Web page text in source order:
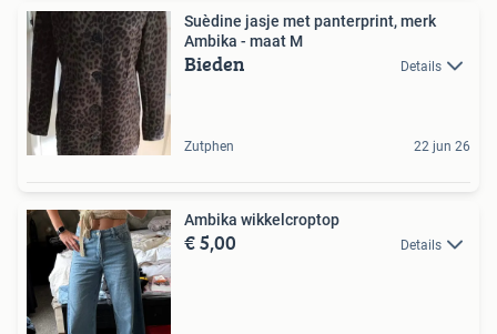
Suèdine jasje met panterprint, merk
Ambika - maat M
Bieden Details
Zutphen 22 jun 26
Ambika wikkelcroptop
€ 5,00 Details